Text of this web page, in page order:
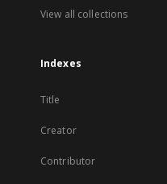
View all collections
Indexes
Title
Creator
Contributor